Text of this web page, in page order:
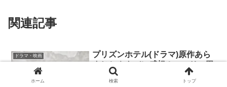
関連記事
ドラマ・映画
プリズンホテル(ドラマ)原作あら
すじとネタバレ感想！ココリコ田
中が浅田次郎作品で支配人を務め
るコメディストーリー
ホーム 検索 トップ